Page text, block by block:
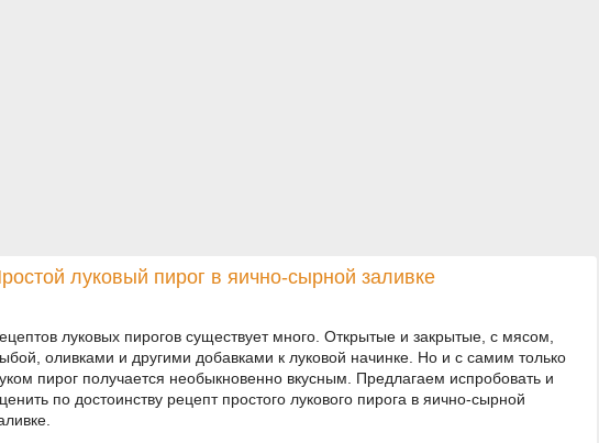
луковый пирог в яично-сырной заливке
луковых пирогов существует много. Открытые и закрытые, с мясом,
оливками и другими добавками к луковой начинке. Но и с самим только
пирог получается необыкновенно вкусным. Предлагаем испробовать и
по достоинству рецепт простого лукового пирога в яично-сырной